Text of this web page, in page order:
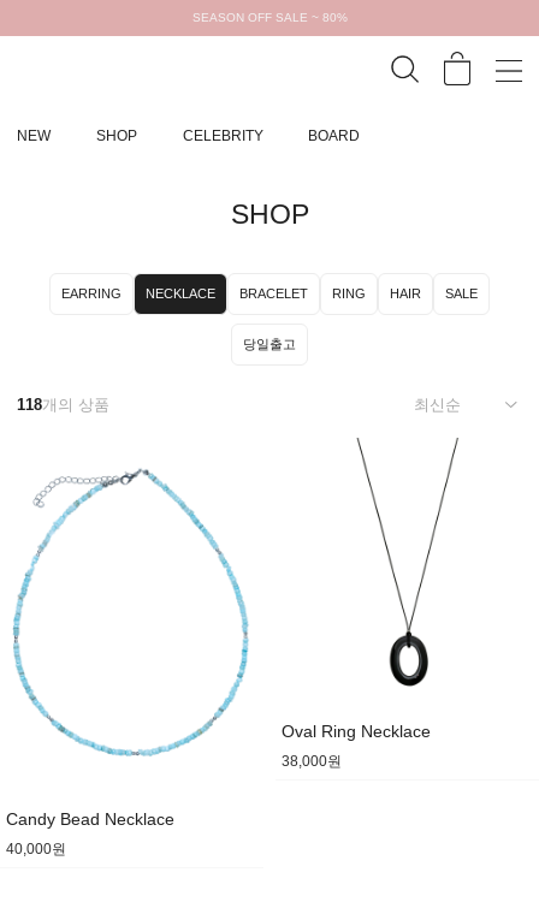
SEASON OFF SALE ~ 80%
NEW SHOP CELEBRITY BOARD
SHOP
EARRING NECKLACE BRACELET RING HAIR SALE
당일출고
118개의 상품
Candy Bead Necklace
40,000원
Oval Ring Necklace
38,000원